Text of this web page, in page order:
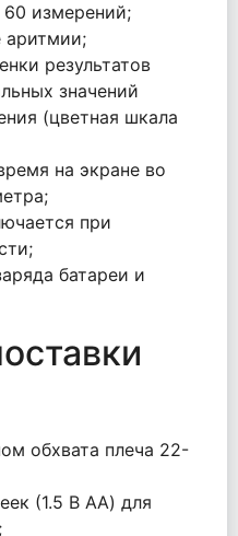
60 измерений;
аритмии;
результатов
значений
(цветная шкала
на экране во
при
батареи и
обхвата плеча 22-
(1.5 В AA) для